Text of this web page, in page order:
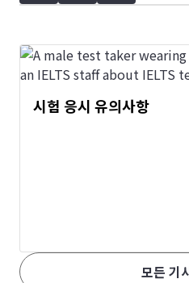
모든 기
시험 응시 유의사항